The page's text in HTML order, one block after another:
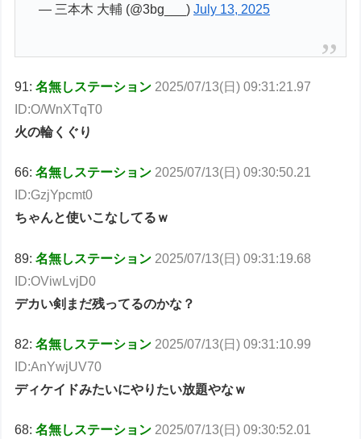
— 三本木 大輔 (@3bg___)July 13, 2025
91:名無しステーション 2025/07/13(日) 09:31:21.97
ID:O/WnXTqT0
火の輪くぐり
66:名無しステーション 2025/07/13(日) 09:30:50.21
ID:GzjYpcmt0
ちゃんと使いこなしてるｗ
89:名無しステーション 2025/07/13(日) 09:31:19.68
ID:OViwLvjD0
デカい剣まだ残ってるのかな？
82:名無しステーション 2025/07/13(日) 09:31:10.99
ID:AnYwjUV70
ディケイドみたいにやりたい放題やなｗ
68:名無しステーション 2025/07/13(日) 09:30:52.01